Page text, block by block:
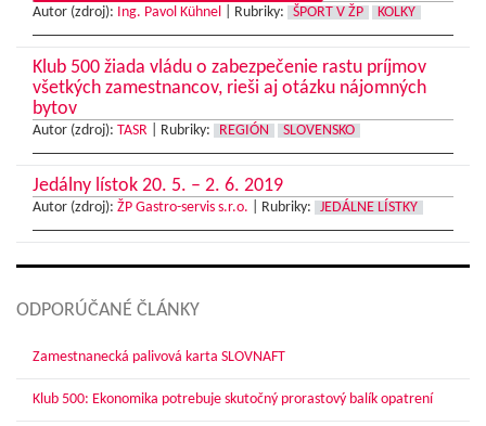
Autor (zdroj): Ing. Pavol Kühnel Rubriky: ŠPORT V ŽP KOLKY
Klub 500 žiada vládu o zabezpečenie rastu príjmov
všetkých zamestnancov, rieši aj otázku nájomných
bytov
Autor (zdroj): TASR Rubriky: REGIÓN SLOVENSKO
Jedálny lístok 20. 5. – 2. 6. 2019
Autor (zdroj): ŽP Gastro-servis s.r.o. Rubriky: JEDÁLNE LÍSTKY
ODPORÚČANÉ ČLÁNKY
Zamestnanecká palivová karta SLOVNAFT
Klub 500: Ekonomika potrebuje skutočný prorastový balík opatrení